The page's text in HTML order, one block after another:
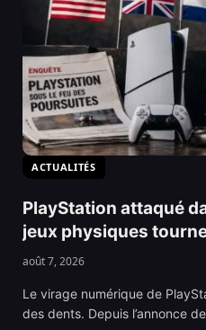
ACTUALITÉS
PlayStation attaqué
jeux physiques
août 7, 2026
Le virage numérique de
des dents. Depuis l’annonce